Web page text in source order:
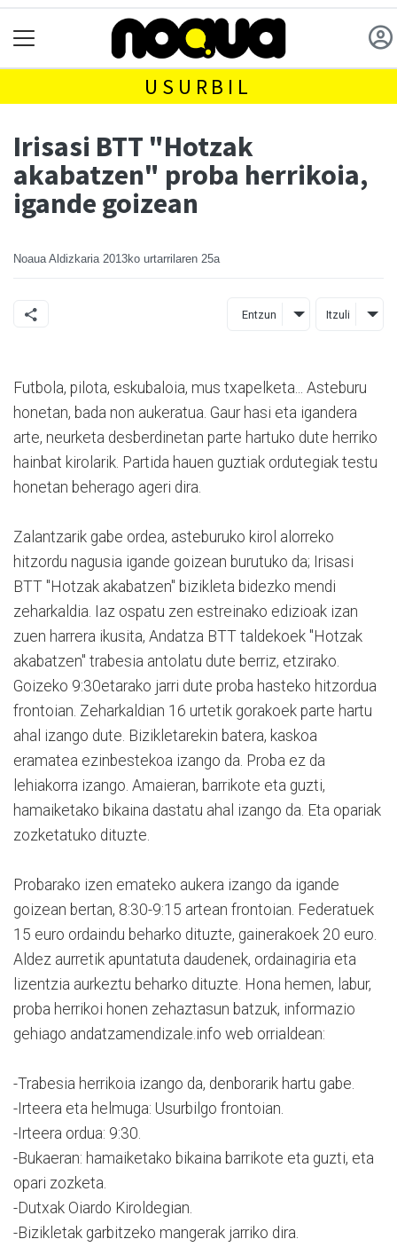
USURBIL
Irisasi BTT "Hotzak
akabatzen" proba herrikoia,
igande goizean
Noaua Aldizkaria 2013ko urtarrilaren 25a
Entzun Itzuli
Futbola, pilota, eskubaloia, mus txapelketa... Asteburu
honetan, bada non aukeratua. Gaur hasi eta igandera
arte, neurketa desberdinetan parte hartuko dute herriko
hainbat kirolarik. Partida hauen guztiak ordutegiak testu
honetan beherago ageri dira.
Zalantzarik gabe ordea, asteburuko kirol alorreko
hitzordu nagusia igande goizean burutuko da; Irisasi
BTT "Hotzak akabatzen" bizikleta bidezko mendi
zeharkaldia. Iaz ospatu zen estreinako edizioak izan
zuen harrera ikusita, Andatza BTT taldekoek "Hotzak
akabatzen" trabesia antolatu dute berriz, etzirako.
Goizeko 9:30etarako jarri dute proba hasteko hitzordua
frontoian. Zeharkaldian 16 urtetik gorakoek parte hartu
ahal izango dute. Bizikletarekin batera, kaskoa
eramatea ezinbestekoa izango da. Proba ez da
lehiakorra izango. Amaieran, barrikote eta guzti,
hamaiketako bikaina dastatu ahal izango da. Eta opariak
zozketatuko dituzte.
Probarako izen emateko aukera izango da igande
goizean bertan, 8:30-9:15 artean frontoian. Federatuek
15 euro ordaindu beharko dituzte, gainerakoek 20 euro.
Aldez aurretik apuntatuta daudenek, ordainagiria eta
lizentzia aurkeztu beharko dituzte. Hona hemen, labur,
proba herrikoi honen zehaztasun batzuk, informazio
gehiago andatzamendizale.info web orrialdean:
-Trabesia herrikoia izango da, denborarik hartu gabe.
-Irteera eta helmuga: Usurbilgo frontoian.
-Irteera ordua: 9:30.
-Bukaeran: hamaiketako bikaina barrikote eta guzti, eta
opari zozketa.
-Dutxak Oiardo Kiroldegian.
-Bizikletak garbitzeko mangerak jarriko dira.